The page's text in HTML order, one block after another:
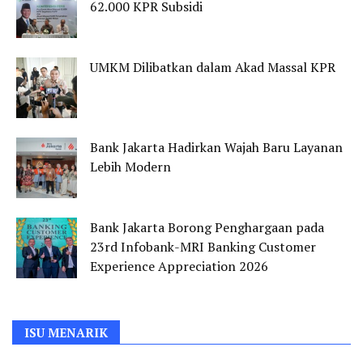
62.000 KPR Subsidi
UMKM Dilibatkan dalam Akad Massal KPR
Bank Jakarta Hadirkan Wajah Baru Layanan
Lebih Modern
Bank Jakarta Borong Penghargaan pada
23rd Infobank-MRI Banking Customer
Experience Appreciation 2026
ISU MENARIK